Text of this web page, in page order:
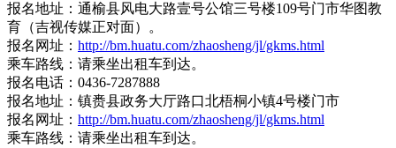
报名地址：通榆县风电大路壹号公馆三号楼109号门市华图教
育（吉视传媒正对面）。
报名网址： http://bm.huatu.com/zhaosheng/jl/gkms.html
乘车路线：请乘坐出租车到达。
报名电话：0436-7287888
报名地址：镇赉县政务大厅路口北梧桐小镇4号楼门市
报名网址： http://bm.huatu.com/zhaosheng/jl/gkms.html
乘车路线：请乘坐出租车到达。